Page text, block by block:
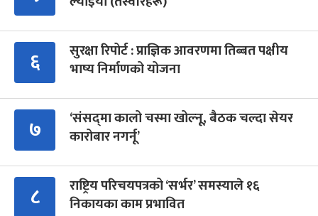
६
सुरक्षा रिपोर्ट : प्राज्ञिक आवरणमा तिब्बत पक्षीय
भाष्य निर्माणको योजना
७
‘संसद्‍मा कालो चस्मा खोल्नू, बैठक चल्दा सेयर
कारोबार नगर्नू’
८
राष्ट्रिय परिचयपत्रको ‘सर्भर’ समस्याले १६
निकायका काम प्रभावित